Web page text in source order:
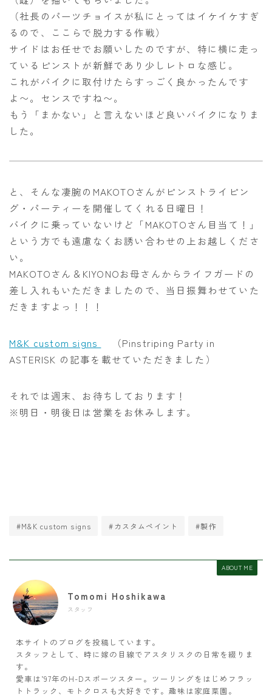
（社長のパーツチョイスが私にとってはイケイケすぎ
るので、ここらで脱力する作戦）
サイドはお任せでお願いしたのですが、特に横に走っ
ているピンストが新鮮であり少しレトロな感じ。
これがバイクに取付けたらすっごく良かったんです
よ〜。センスですね〜。
もう「まかない」と言えないほど良いバイクになりま
した。
と、そんな凄腕のMAKOTOさんがピンストライピン
グ・パーティーを開催してくれる日曜日！
バイクに乗っていないけど「MAKOTOさん目当て！」
という方でも遠慮なくお誘い合わせの上お越しくださ
い。
MAKOTOさん＆KIYONOお母さんからライフガードの
差し入れもいただきましたので、当日振舞わせていた
だきますよっ！！！
M&K custom signs
（Pinstriping Party in
ASTERISK の記事を載せていただきました）
それでは週末、お待ちしております！
※明日・明後日は営業をお休みします。
#M&K custom signs #カスタムペイント #製作
ABOUT ME
Tomomi Hoshikawa
スタッフ
本サイトのブログを投稿しています。
スタッフとして、時に嫁の目線でアスタリスクの日常を綴りま
す。
愛車は’97年のH-Dスポーツスター。ツーリングをはじめフラッ
トトラック、モトクロスも大好きです。趣味は家庭菜園。